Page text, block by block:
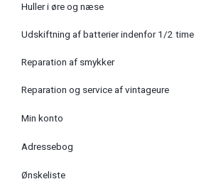
Huller i øre og næse
Udskiftning af batterier indenfor 1/2 time
Reparation af smykker
Reparation og service af vintageure
Min konto
Adressebog
Ønskeliste